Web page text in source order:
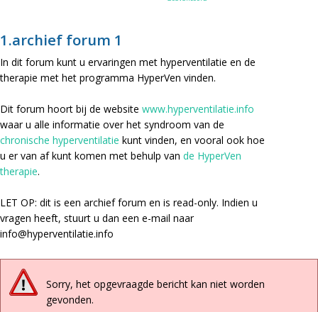
1.archief forum 1
In dit forum kunt u ervaringen met hyperventilatie en de
therapie met het programma HyperVen vinden.
Dit forum hoort bij de website www.hyperventilatie.info
waar u alle informatie over het syndroom van de
chronische hyperventilatie kunt vinden, en vooral ook hoe
u er van af kunt komen met behulp van de HyperVen
therapie.
LET OP: dit is een archief forum en is read-only. Indien u
vragen heeft, stuurt u dan een e-mail naar
info@hyperventilatie.info
Sorry, het opgevraagde bericht kan niet worden
gevonden.